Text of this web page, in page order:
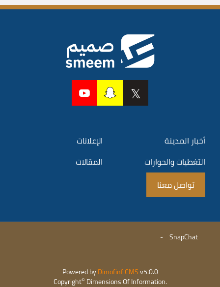
أخبار المدينة
الإعلانات
التغطيات والحوارات
المقالات
تواصل معنا
SnapChat
-
Powered byDimofinf CMSv5.0.0
Copyright© Dimensions Of Information.